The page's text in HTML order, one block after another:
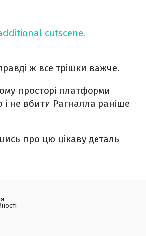
cutscene.
ж все трішки важче.
просторі платформи
не вбити Рагналла раніше
про цю цікаву деталь